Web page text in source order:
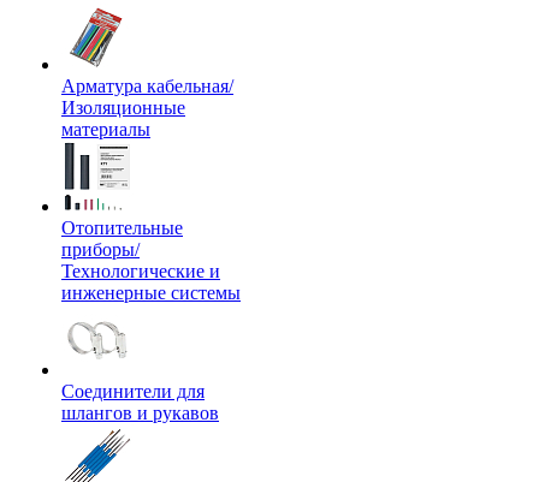
Арматура кабельная/
Изоляционные
материалы
Отопительные
приборы/
Технологические и
инженерные системы
Соединители для
шлангов и рукавов